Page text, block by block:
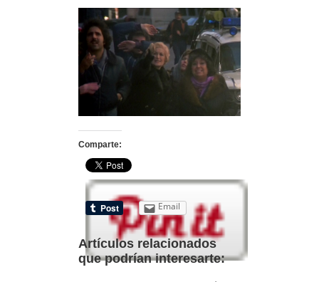
Comparte:
Email
Artículos relacionados
que podrían interesarte: